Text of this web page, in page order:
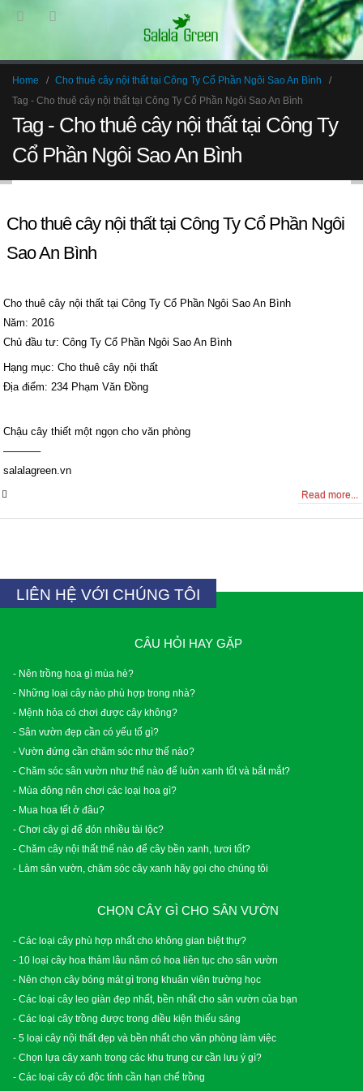
Home
Cho thuê cây nội thất tại Công Ty Cổ Phần Ngôi Sao An Bình
Tag - Cho thuê cây nội thất tại Công Ty Cổ Phần Ngôi Sao An Bình
Tag - Cho thuê cây nội thất tại Công Ty
Cổ Phần Ngôi Sao An Bình
Cho thuê cây nội thất tại Công Ty Cổ Phần Ngôi
Sao An Bình
Cho thuê cây nội thất tại Công Ty Cổ Phần Ngôi Sao An Bình
Năm: 2016
Chủ đầu tư: Công Ty Cổ Phần Ngôi Sao An Bình
Hạng mục: Cho thuê cây nội thất
Địa điểm: 234 Phạm Văn Đồng
Chậu cây thiết một ngọn cho văn phòng
———–
salalagreen.vn
Read more...
LIÊN HỆ VỚI CHÚNG TÔI
CÂU HỎI HAY GẶP
- Nên trồng hoa gì mùa hè?
- Những loại cây nào phù hợp trong nhà?
- Mệnh hỏa có chơi được cây không?
- Sân vườn đẹp cần có yếu tố gì?
- Vườn đứng cần chăm sóc như thế nào?
- Chăm sóc sân vườn như thế nào để luôn xanh tốt và bắt mắt?
- Mùa đông nên chơi các loại hoa gì?
- Mua hoa tết ở đâu?
- Chơi cây gì để đón nhiều tài lộc?
- Chăm cây nội thất thế nào để cây bền xanh, tươi tốt?
- Làm sân vườn, chăm sóc cây xanh hãy gọi cho chúng tôi
CHỌN CÂY GÌ CHO SÂN VƯỜN
- Các loại cây phù hợp nhất cho không gian biệt thự?
- 10 loại cây hoa thảm lâu năm có hoa liên tục cho sân vườn
- Nên chọn cây bóng mát gì trong khuân viên trường học
- Các loại cây leo giàn đẹp nhất, bền nhất cho sân vườn của bạn
- Các loại cây trồng được trong điều kiện thiếu sáng
- 5 loại cây nội thất đẹp và bền nhất cho văn phòng làm việc
- Chọn lựa cây xanh trong các khu trung cư cần lưu ý gì?
- Các loại cây có độc tính cần hạn chế trồng